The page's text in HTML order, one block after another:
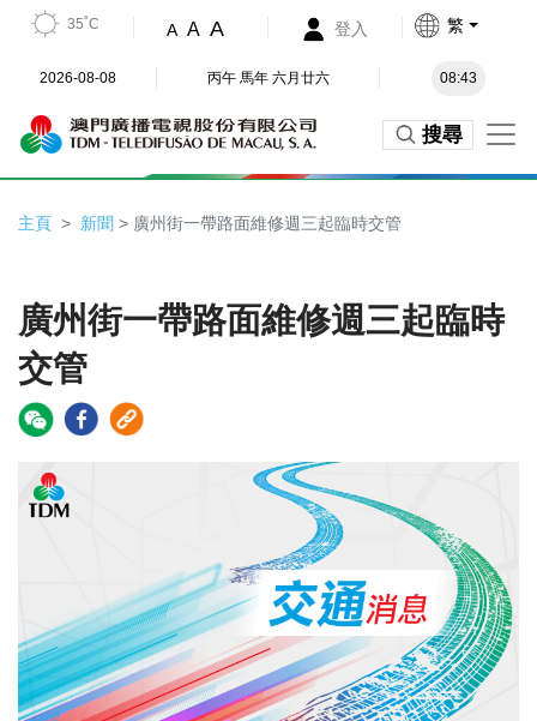
35˚C A A A 登入 繁
2026-08-08 丙午 馬年 六月廿六 08:43
搜尋
主頁 新聞 > 廣州街一帶路面維修週三起臨時交管
廣州街一帶路面維修週三起臨時
交管